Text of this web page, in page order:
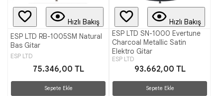
Hızlı Bakış
ESP LTD RB-1005SM Natural
Bas Gitar
ESP LTD
75.346,00 TL
Sepete Ekle
Hızlı Bakış
ESP LTD SN-1000 Evertune
Charcoal Metallic Satin
Elektro Gitar
ESP LTD
93.662,00 TL
Sepete Ekle